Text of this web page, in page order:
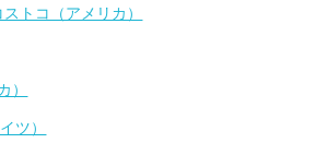
トコ（アメリカ）
）
ツ）